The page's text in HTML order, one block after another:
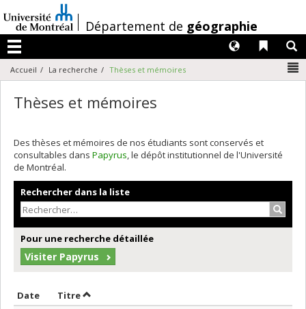
au
contenu
/Département de géographie
Menu
Liens
Langues
Accueil La recherche Thèses et mémoires
Thèses et mémoires
Des thèses et mémoires de nos étudiants sont conservés et
consultables dans Papyrus, le dépôt institutionnel de l'Université
de Montréal.
Rechercher dans la liste
Pour une recherche détaillée
Visiter Papyrus
Date Trier par date en ordre croissant
TitreTrier par titre en ordre croissant